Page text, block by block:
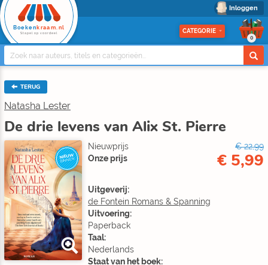
Inloggen
Boeken kraam.nl
Stapel op voordeel CATEGORIE
0
TERUG
Natasha Lester
De drie levens van Alix St. Pierre
NIEUW
BINNEN
Nieuwprijs
€ 22,99
Onze prijs
€ 5,99
Uitgeverij:
de Fontein Romans & Spanning
Uitvoering:
Paperback
Taal:
Nederlands
Staat van het boek: